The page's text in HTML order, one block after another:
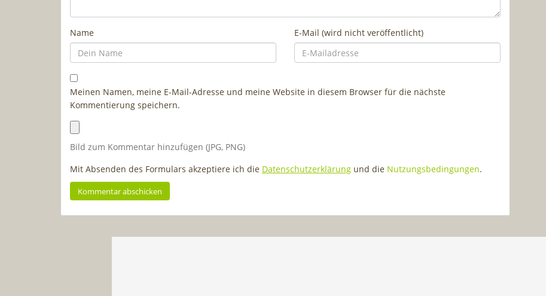
Name E-Mail (wird nicht veröffentlicht)
Meinen Namen, meine E-Mail-Adresse und meine Website in diesem Browser für die nächste
Kommentierung speichern.
Bild zum Kommentar hinzufügen (JPG, PNG)
Mit Absenden des Formulars akzeptiere ich die Datenschutzerklärung und die Nutzungsbedingungen.